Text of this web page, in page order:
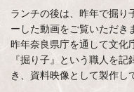
ランチの後は、昨年で掘り
ーした動画をご覧いただき
昨年奈良県庁を通して文化
『掘り子』という職人を
き、資料映像として製作し